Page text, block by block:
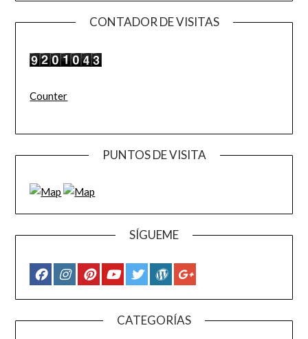
CONTADOR DE VISITAS
Counter
PUNTOS DE VISITA
SÍGUEME
CATEGORÍAS